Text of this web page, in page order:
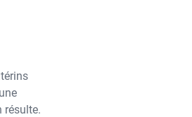
résulte.